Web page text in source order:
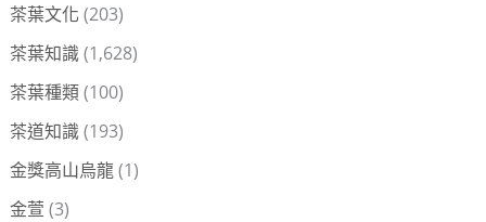
茶葉文化 (203)
茶葉知識(1,628)
茶葉種類(100)
茶道知識(193)
金獎高山烏龍(1)
金萱 (3)